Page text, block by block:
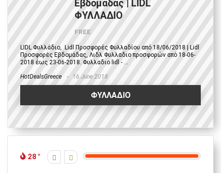
Εβδομάδας | LIDL
ΦΥΛΛΑΔΙΟ
FREE
LIDL Φυλλάδιο, Lidl Προσφορές Φυλλαδίου από 18/06/2018 | Lidl
Προσφορές Εβδομάδας, Λιδλ Φυλλαδιο προσφορών από 18-06-
2018 έως 23-06-2018. Φυλλαδιο lidl - ...
HotDealsGreece 16 June 2018
ΦΥΛΛΑΔΙΟ
28